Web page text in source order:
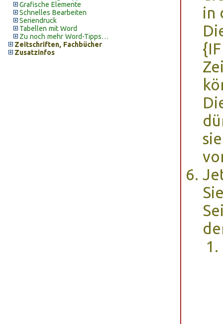
Grafische Elemente
Schnelles Bearbeiten
Seriendruck
Tabellen mit Word
Zu noch mehr Word-Tipps…
Zeitschriften, Fachbücher
Zusatzinfos
in